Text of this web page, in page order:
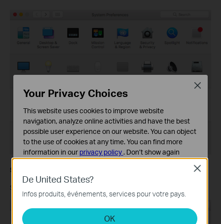
Step 5
Select
De United States?
Infos produits, événements, services pour votre pays.
OK
Close
Your Privacy Choices
This website uses cookies to improve website
navigation, analyze online activities and have the best
possible user experience on our website. You can object
to the use of cookies at any time. You can find more
information in our privacy policy . Don’t show again
Ces cookies sont nécessaires au fonctionnement du
site Web et ne peuvent pas être désactivés dans vos
systèmes.
Cookies d'analyse et marketing
Close